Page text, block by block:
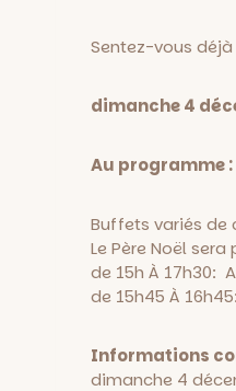
Sentez-vous
dimanche 4
Au programme :
Buffets variés de
Le Père Noël
de 15h À 17h30:
de 15h45 À
Informations
dimanche 4